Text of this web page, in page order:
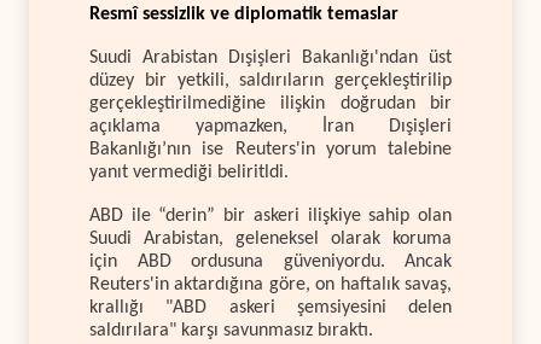
Resmî sessizlik ve diplomatik temaslar
Suudi Arabistan Dışişleri Bakanlığı'ndan üst
düzey bir yetkili, saldırıların gerçekleştirilip
gerçekleştirilmediğine ilişkin doğrudan bir
açıklama yapmazken, İran Dışişleri
Bakanlığı’nın ise Reuters'in yorum talebine
yanıt vermediği beliritldi.
ABD ile “derin” bir askeri ilişkiye sahip olan
Suudi Arabistan, geleneksel olarak koruma
için ABD ordusuna güveniyordu. Ancak
Reuters'in aktardığına göre, on haftalık savaş,
krallığı "ABD askeri şemsiyesini delen
saldırılara" karşı savunmasız bıraktı.